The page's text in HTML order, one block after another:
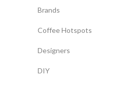
Brands
Coffee Hotspots
Designers
DIY